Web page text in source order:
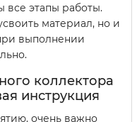
все этапы работы.
материал, но и
выполнении
коллектора
инструкция
очень важно